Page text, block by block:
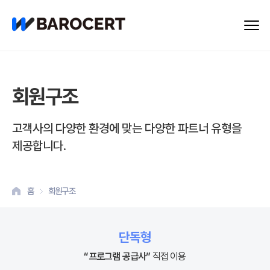
회원구조
고객사의 다양한 환경에 맞는 다양한 파트너 유형을
제공합니다.
홈 회원구조
단독형
“프로그램 공급사” 직접 이용